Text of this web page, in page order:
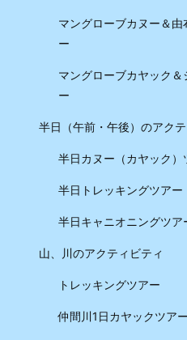
マングローブカヌー＆
ー
マングローブカヤック
ー
半日（午前・午後）のアク
半日カヌー（カヤック）
半日トレッキングツアー
半日キャニオニングツア
山、川のアクティビティ
トレッキングツアー
仲間川1日カヤックツアー